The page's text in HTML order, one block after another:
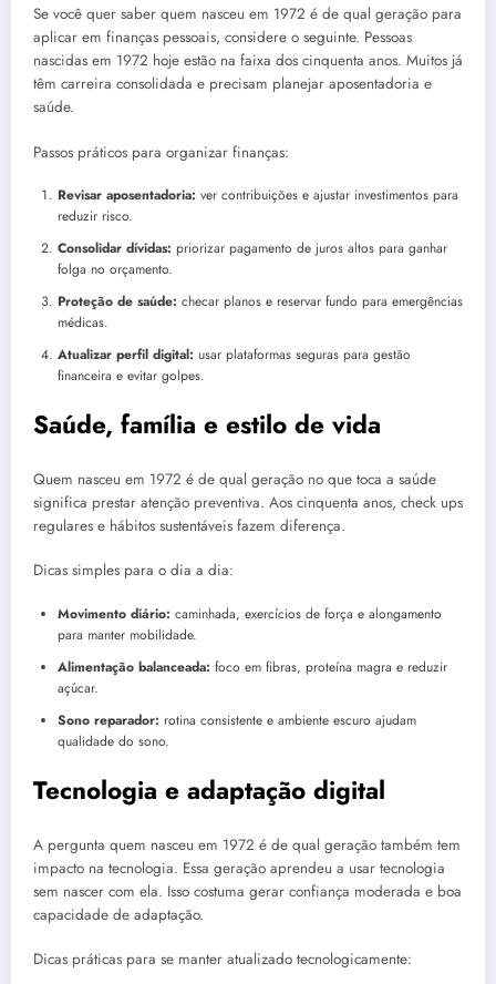
Se você quer saber quem nasceu em 1972 é de qual geração para
aplicar em finanças pessoais, considere o seguinte. Pessoas
nascidas em 1972 hoje estão na faixa dos cinquenta anos. Muitos já
têm carreira consolidada e precisam planejar aposentadoria e
saúde.
Passos práticos para organizar finanças:
Revisar aposentadoria: ver contribuições e ajustar investimentos para
reduzir risco.
Consolidar dívidas: priorizar pagamento de juros altos para ganhar
folga no orçamento.
Proteção de saúde: checar planos e reservar fundo para emergências
médicas.
Atualizar perfil digital: usar plataformas seguras para gestão
financeira e evitar golpes.
Saúde, família e estilo de vida
Quem nasceu em 1972 é de qual geração no que toca a saúde
significa prestar atenção preventiva. Aos cinquenta anos, check ups
regulares e hábitos sustentáveis fazem diferença.
Dicas simples para o dia a dia:
Movimento diário: caminhada, exercícios de força e alongamento
para manter mobilidade.
Alimentação balanceada: foco em fibras, proteína magra e reduzir
açúcar.
Sono reparador: rotina consistente e ambiente escuro ajudam
qualidade do sono.
Tecnologia e adaptação digital
A pergunta quem nasceu em 1972 é de qual geração também tem
impacto na tecnologia. Essa geração aprendeu a usar tecnologia
sem nascer com ela. Isso costuma gerar confiança moderada e boa
capacidade de adaptação.
Dicas práticas para se manter atualizado tecnologicamente: